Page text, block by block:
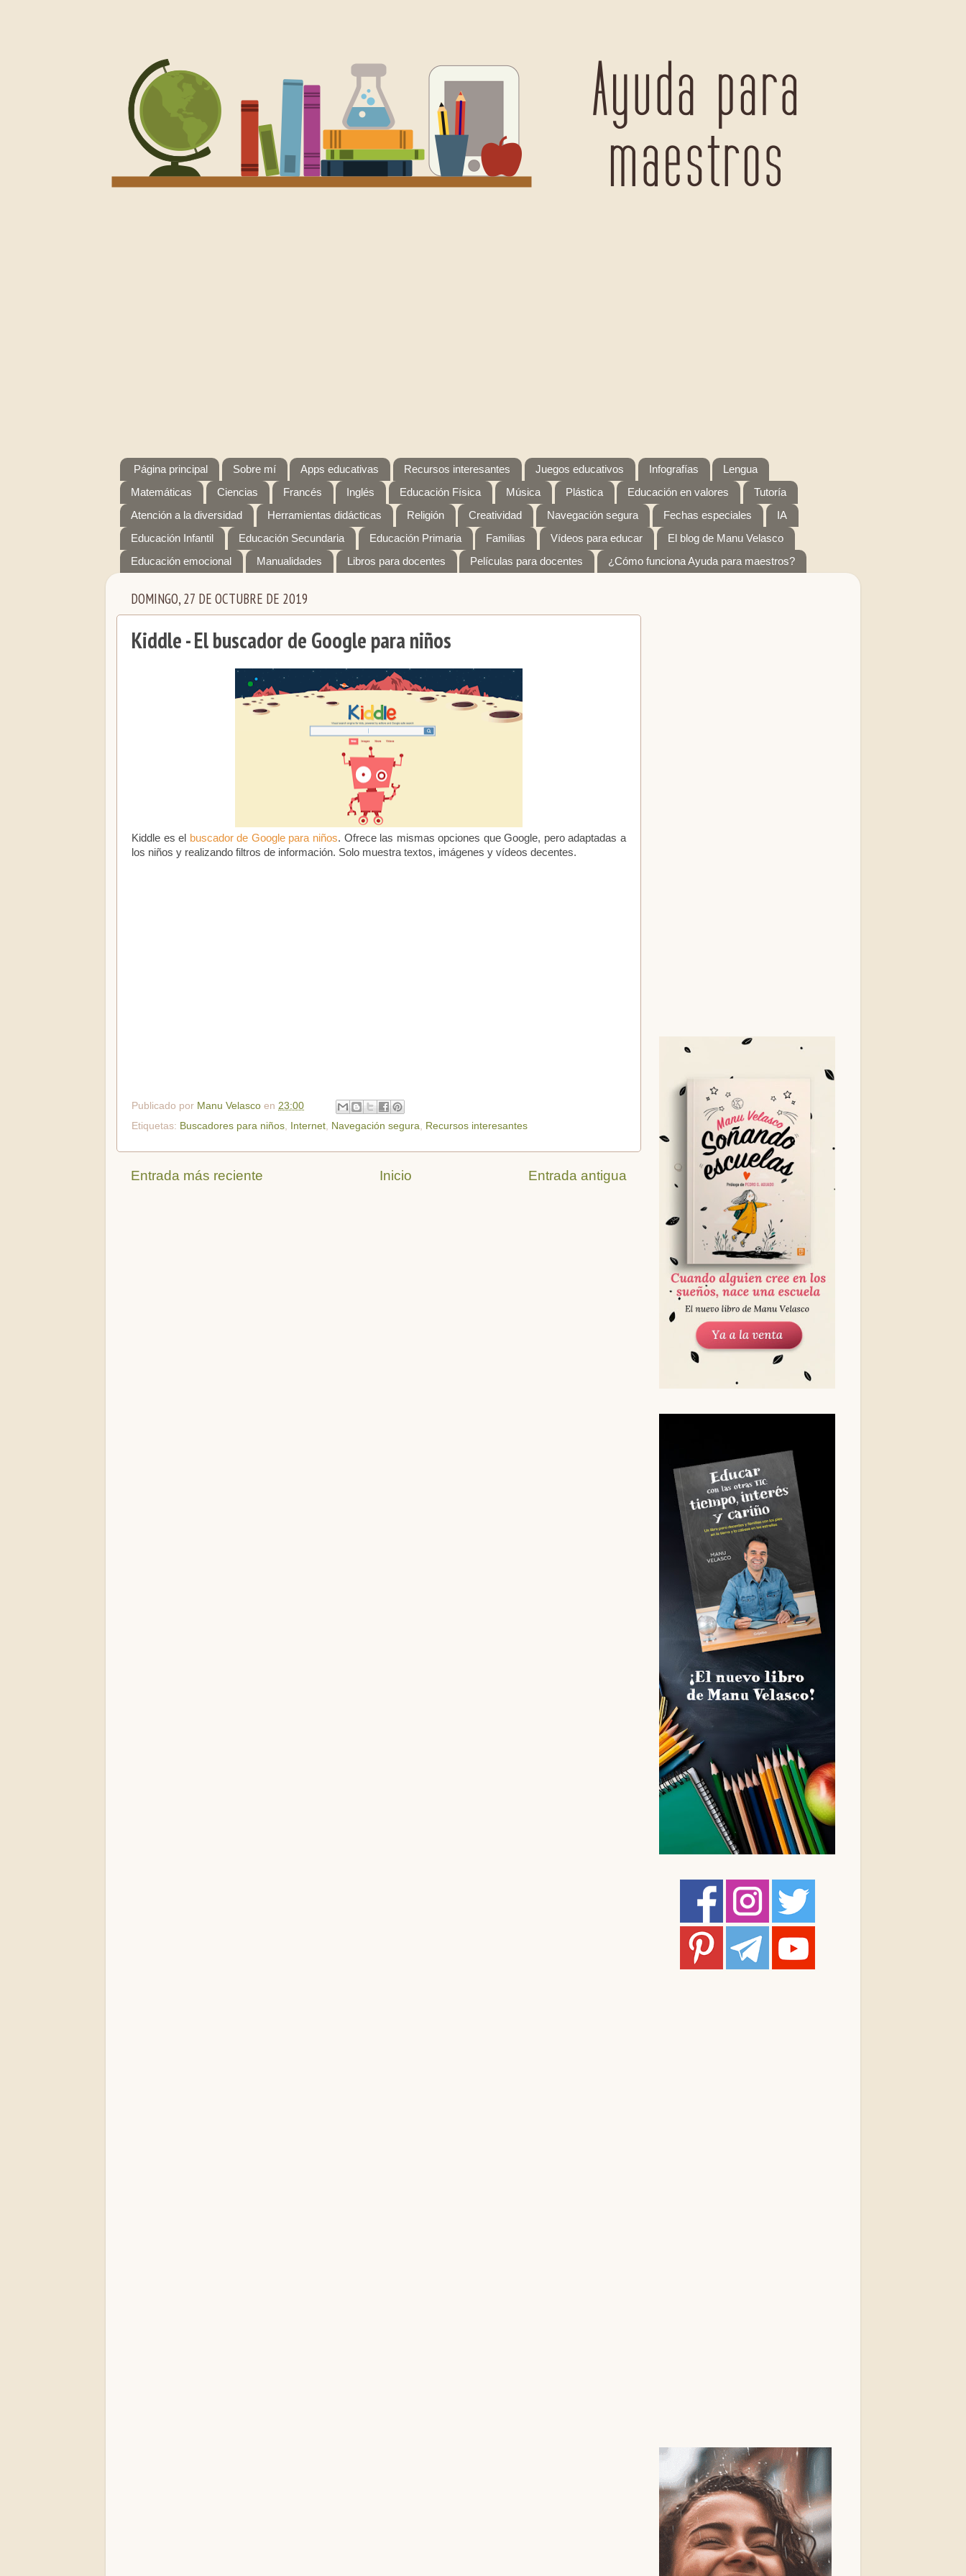
Página principal Sobre mí Apps educativas Recursos interesantes Juegos educativos Infografías
Lengua
Matemáticas
Ciencias Francés Inglés Educación Física Música Plástica Educación en valores
Tutoría
Atención a la diversidad
Herramientas didácticas Religión Creatividad Navegación segura Fechas especiales
IA
Educación Infantil
Educación Secundaria Educación Primaria Familias Vídeos para educar
El blog de Manu Velasco
Educación emocional
Manualidades Libros para docentes Películas para docentes ¿Cómo funciona Ayuda para maestros?
DOMINGO, 27 DE OCTUBRE DE 2019
Kiddle - El buscador de Google para niños
Kiddle es el buscador de Google para niños. Ofrece las mismas opciones que Google, pero adaptadas a
los niños y realizando filtros de información. Solo muestra textos, imágenes y vídeos decentes.
Publicado por Manu Velasco en 23:00
Etiquetas: Buscadores para niños Internet Navegación segura Recursos interesantes
Entrada más reciente Entrada antigua
Inicio